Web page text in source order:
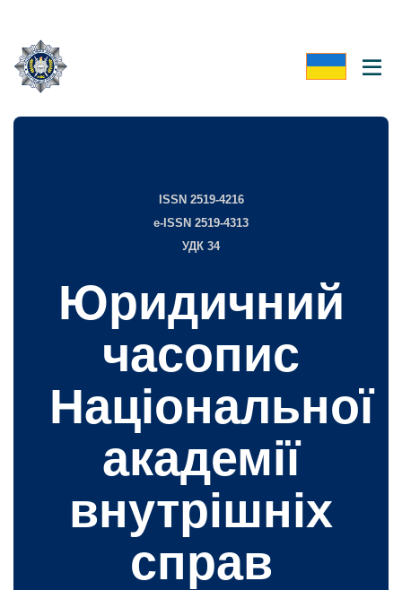
ISSN 2519-4216
e-ISSN 2519-4313
УДК 34
Юридичний
часопис
Національної
академії
внутрішніх
справ